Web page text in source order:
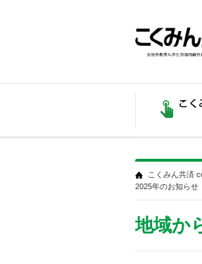
こくみん共済
2025年のお知らせ
地域か